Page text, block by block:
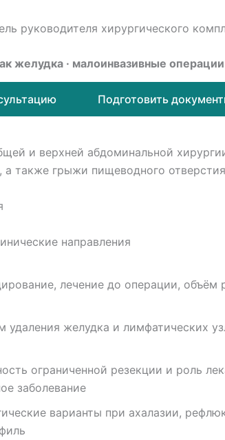
руководителя хирургического
желудка · малоинвазивные операции
Подготовить
и верхней абдоминальной
а также грыжи пищеводного
направления
лечение до операции,
удаления желудка и лимфатических
ограниченной резекции и роль
заболевание
варианты при ахалазии,